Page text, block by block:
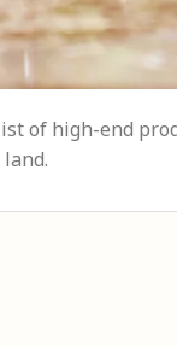
of high-end